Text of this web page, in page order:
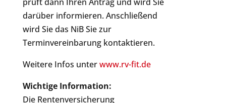
darüber informieren. Anschließend
wird Sie das NiB Sie zur
Terminvereinbarung kontaktieren.
Weitere Infos unterwww.rv-fit.de
Wichtige Information:
Die Rentenversicherung